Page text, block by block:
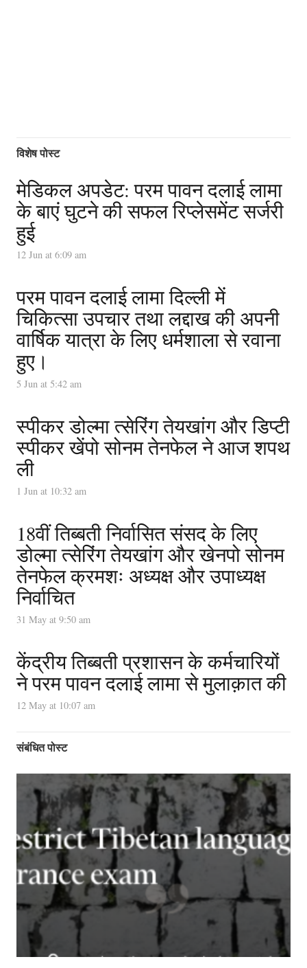
विशेष पोस्ट
मेडिकल अपडेट: परम पावन दलाई लामा
के बाएं घुटने की सफल रिप्लेसमेंट सर्जरी
हुई
12 Jun at 6:09 am
परम पावन दलाई लामा दिल्ली में
चिकित्सा उपचार तथा लद्दाख की अपनी
वार्षिक यात्रा के लिए धर्मशाला से रवाना
हुए।
5 Jun at 5:42 am
स्पीकर डोल्मा त्सेरिंग तेयखांग और डिप्टी
स्पीकर खेंपो सोनम तेनफेल ने आज शपथ
ली
1 Jun at 10:32 am
18वीं तिब्बती निर्वासित संसद के लिए
डोल्मा त्सेरिंग तेयखांग और खेनपो सोनम
तेनफेल क्रमशः अध्यक्ष और उपाध्यक्ष
निर्वाचित
31 May at 9:50 am
केंद्रीय तिब्बती प्रशासन के कर्मचारियों
ने परम पावन दलाई लामा से मुलाक़ात की
12 May at 10:07 am
संबंधित पोस्ट